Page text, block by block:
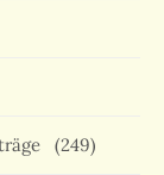
(249)